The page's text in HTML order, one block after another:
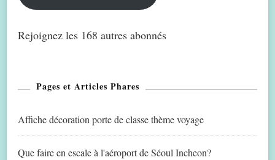
Rejoignez les 168 autres abonnés
Pages et Articles Phares
Affiche décoration porte de classe thème voyage
Que faire en escale à l'aéroport de Séoul Incheon?